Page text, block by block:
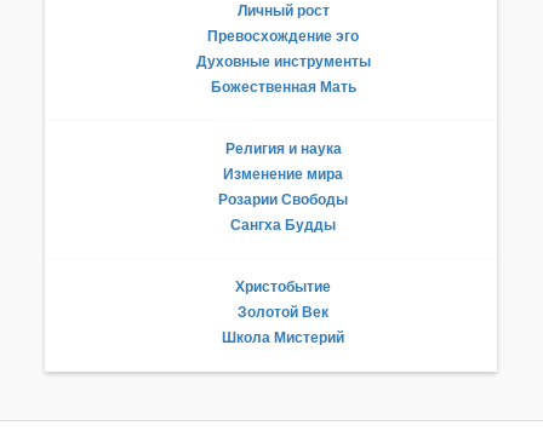
Личный рост
Превосхождение эго
Духовные инструменты
Божественная Мать
Религия и наука
Изменение мира
Розарии Свободы
Сангха Будды
Христобытие
Золотой Век
Школа Мистерий